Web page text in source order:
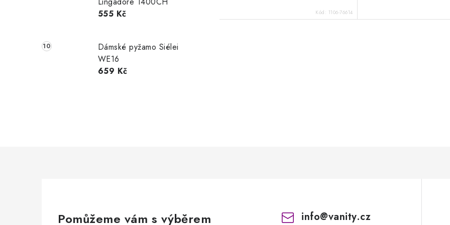
555 Kč
Dámské pyžamo Siélei
WE16
659 Kč
Kód: 1106-76614
Pomůžeme vám s výběrem info@vanity.cz